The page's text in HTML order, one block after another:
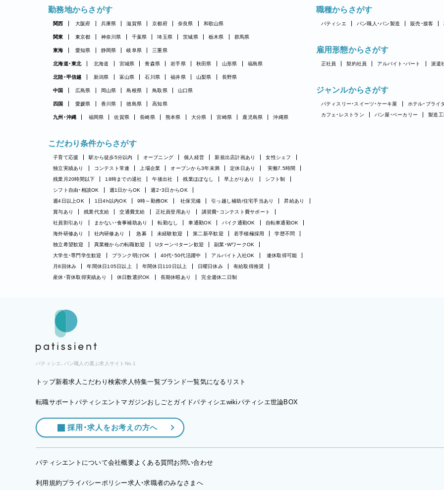
勤務地からさがす
関西 大阪府 兵庫県 滋賀県 京都府 奈良県 和歌山県
関東 東京都 神奈川県 千葉県 埼玉県 茨城県 栃木県 群馬県
東海 愛知県 静岡県 岐阜県 三重県
北海道・東北 北海道 宮城県 青森県 岩手県 秋田県 山形県 福島県
北陸・甲信越 新潟県 富山県 石川県 福井県 山梨県 長野県
中国 広島県 岡山県 島根県 鳥取県 山口県
四国 愛媛県 香川県 徳島県 高知県
九州・沖縄 福岡県 佐賀県 長崎県 熊本県 大分県 宮崎県 鹿児島県 沖縄県
職種からさがす
パティシエ パン職人・パン製造 販売・接客
雇用形態からさがす
正社員 契約社員 アルバイト・パート 派遣
ジャンルからさがす
パティスリー・スイーツ・ケーキ屋 ホテル・ブライ
カフェ・レストラン
パン屋・ベーカリー 製造工
こだわり条件からさがす
子育て応援 駅から徒歩5分以内 オープニング 個人経営 新規出店計画あり
女性シェフ
独立実績あり
コンテスト常連 上場企業 オープンから3年未満 定休日あり
実働7.5時間
残業月20時間以下
18時までの退社 午後出社 残業ほぼなし 早上がりあり
シフト制
シフト自由・相談OK
週1日からOK
週2・3日からOK
週4日以上OK
1日4h以内OK 9時～勤務OK 社保完備 引っ越し補助/住宅手当あり
昇給あり
賞与あり
残業代支給 交通費支給 正社員登用あり
講習費・コンテスト費サポート
社員割引あり
まかない・食事補助あり 転勤なし 車通勤OK バイク通勤OK
自転車通勤OK
海外研修あり
社内研修あり 急募 未経験歓迎 第二新卒歓迎 若手積極採用
学歴不問
独立希望歓迎
異業種からの転職歓迎 Uターン・Iターン歓迎
副業・WワークOK
大学生・専門学生歓迎
ブランク明けOK 40代・50代活躍中 アルバイト入社OK
連休取得可能
月8回休み
年間休日105日以上 年間休日110日以上 日曜日休み
有給取得推奨
産休・育休取得実績あり
休日数選択OK 長期休暇あり 完全週休二日制
パティシエ、パン職人の選ぶ求人サイトNo.1
トップ新着求人 こだわり検索求人特集一覧ブランド一覧気になるリスト
転職サポート パティシエントマガジンおしごとガイドパティシエwikiパティシエ世論BOX
採用・求人をお考えの方へ
パティシエントについて会社概要よくある質問お問い合わせ
利用規約プライバシーポリシー求人・求職者のみなさまへ